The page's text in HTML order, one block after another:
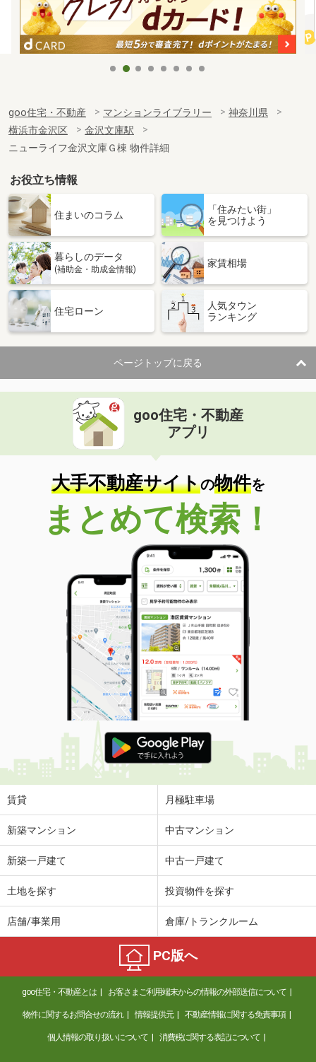
goo住宅・不動産 マンションライブラリー
神奈川県
横浜市金沢区
金沢文庫駅
ニューライフ金沢文庫Ｇ棟 物件詳細
お役立ち情報
住まいのコラム
「住みたい街」
を見つけよう
暮らしのデータ
(補助金・助成金情報)
家賃相場
住宅ローン
人気タウン
ランキング
ページトップに戻る
goo住宅・不動産
アプリ
大手不動産サイトの物件を
まとめて検索！
賃貸 月極駐車場
新築マンション 中古マンション
新築一戸建て 中古一戸建て
土地を探す 投資物件を探す
店舗/事業用 倉庫/トランクルーム
PC版へ
goo住宅・不動産とは お客さまご利用端末からの情報の外部送信について
物件に関するお問合せの流れ 情報提供元 不動産情報に関する免責事項
個人情報の取り扱いについて 消費税に関する表記について